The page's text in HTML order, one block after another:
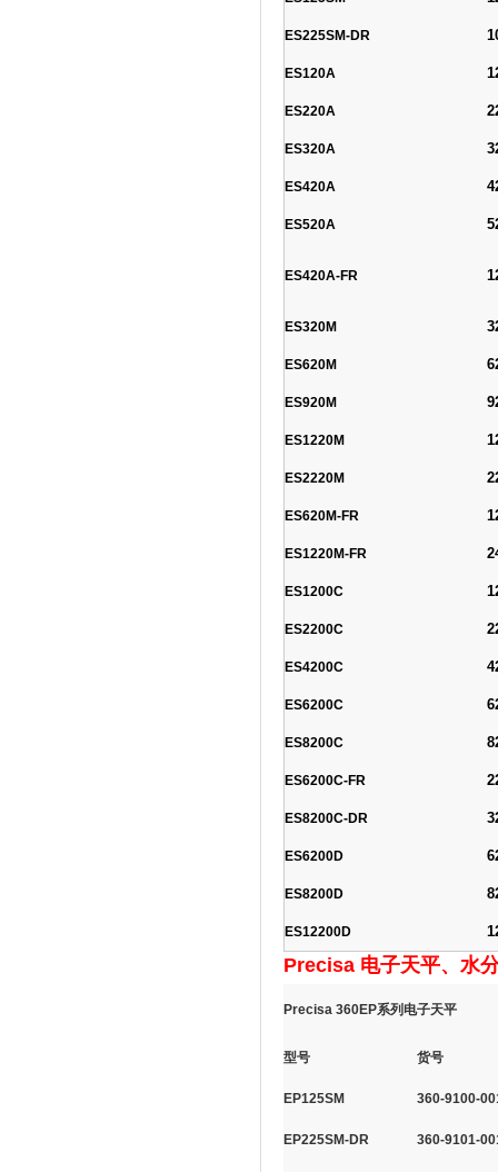
ES225SM-DR
ES120A
ES220A
ES320A
ES420A
ES520A
ES420A-FR
ES320M
ES620M
ES920M
ES1220M
ES2220M
ES620M-FR
ES1220M-FR
ES1200C
ES2200C
ES4200C
ES6200C
ES8200C
ES6200C-FR
ES8200C-DR
ES6200D
ES8200D
ES12200D
Precisa 电子天平、水
Precisa 360EP系列电子天平
型号 货号
EP125SM 360-9100-
EP225SM-DR 360-9101-